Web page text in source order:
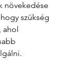
növekedése
szükség
ahol